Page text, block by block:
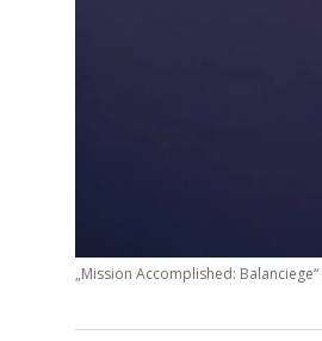
„Mission Accomplished: